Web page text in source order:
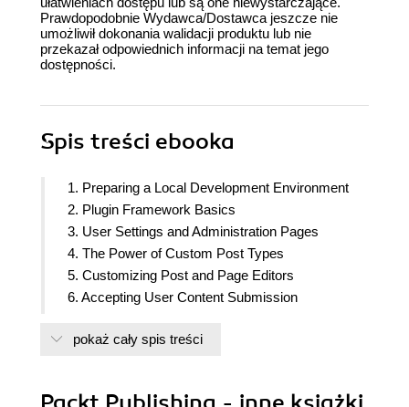
Prawdopodobnie Wydawca/Dostawca jeszcze nie
umożliwił dokonania walidacji produktu lub nie
przekazał odpowiednich informacji na temat jego
dostępności.
Spis treści ebooka
1. Preparing a Local Development Environment
2. Plugin Framework Basics
3. User Settings and Administration Pages
4. The Power of Custom Post Types
5. Customizing Post and Page Editors
6. Accepting User Content Submission
8. Creating Custom MySQL Database Tables
pokaż cały spis treści